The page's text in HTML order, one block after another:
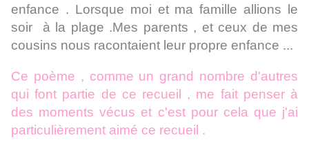
enfance . Lorsque moi et ma famille allions le
soir à la plage .Mes parents , et ceux de mes
cousins nous racontaient leur propre enfance ...
Ce poème , comme un grand nombre d'autres
qui font partie de ce recueil , me fait penser à
des moments vécus et c'est pour cela que j'ai
particulièrement aimé ce recueil .